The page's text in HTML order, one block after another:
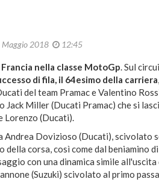
Maggio 2018 12:45
nella classe MotoGp. Sul
di fila, il 64esimo della carriera
del team Pramac e Valentino
Miller (Ducati Pramac) che si
Lorenzo (Ducati).
Andrea Dovizioso (Ducati), scivolato
della corsa, così come dal beniamino
con una dinamica simile
(Suzuki) scivolato al primo